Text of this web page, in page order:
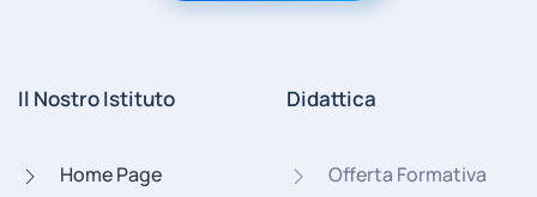
Il Nostro Istituto
Home Page
Didattica
Offerta Formativa